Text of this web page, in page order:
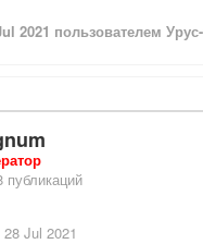
2021 пользователем
публикаций
28 Jul 2021